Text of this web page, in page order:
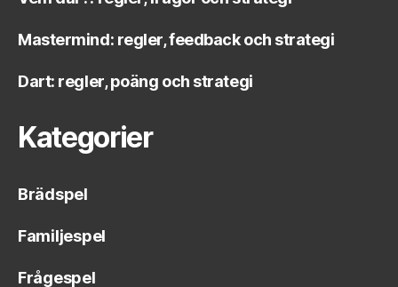
Mastermind: regler, feedback och strategi
Dart: regler, poäng och strategi
Kategorier
Brädspel
Familjespel
Frågespel